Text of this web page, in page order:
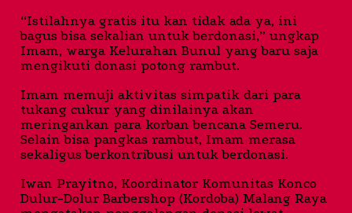
“Istilahnya gratis itu kan tidak ada ya, ini
bagus bisa sekalian untuk berdonasi,” ungkap
Imam, warga Kelurahan Bunul yang baru saja
mengikuti donasi potong rambut.
Imam memuji aktivitas simpatik dari para
tukang cukur yang dinilainya akan
meringankan para korban bencana Semeru.
Selain bisa pangkas rambut, Imam merasa
sekaligus berkontribusi untuk berdonasi.
Iwan Prayitno, Koordinator Komunitas Konco
Dulur-Dolur Barbershop (Kordoba) Malang Raya